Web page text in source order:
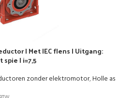
| Met IEC flens | Uitgang:
spie | i=7,5
zonder elektromotor,Holle as